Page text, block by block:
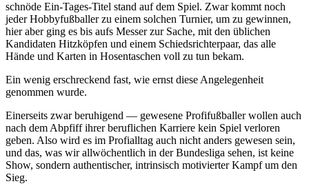
schnöde Ein-Tages-Titel stand auf dem Spiel. Zwar kommt noch
jeder Hobbyfußballer zu einem solchen Turnier, um zu gewinnen,
hier aber ging es bis aufs Messer zur Sache, mit den üblichen
Kandidaten Hitzköpfen und einem Schiedsrichterpaar, das alle
Hände und Karten in Hosentaschen voll zu tun bekam.
Ein wenig erschreckend fast, wie ernst diese Angelegenheit
genommen wurde.
Einerseits zwar beruhigend — gewesene Profifußballer wollen auch
nach dem Abpfiff ihrer beruflichen Karriere kein Spiel verloren
geben. Also wird es im Profialltag auch nicht anders gewesen sein,
und das, was wir allwöchentlich in der Bundesliga sehen, ist keine
Show, sondern authentischer, intrinsisch motivierter Kampf um den
Sieg.